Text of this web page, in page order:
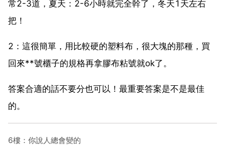
常2-3道，夏天：2-6小時就完全幹了，冬天1天左右
把！
2：這很簡單，用比較硬的塑料布，很大塊的那種，買
回來**號櫃子的規格再拿膠布粘號就ok了。
答案合適的話不要分也可以！最重要答案是不是最佳
的。
6樓：你說人總會變的